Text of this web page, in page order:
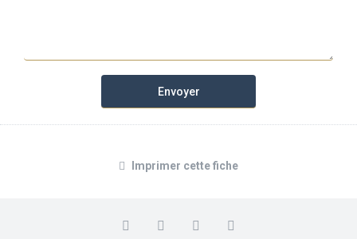
Imprimer cette fiche